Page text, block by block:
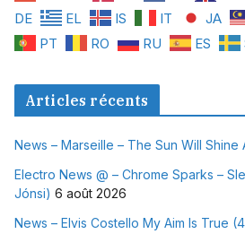
DE
EL IS IT JA
PT
RO RU ES
Articles récents
News – Marseille – The Sun Will Shine
Electro News @ – Chrome Sparks –
Jónsi) 6 août 2026
News – Elvis Costello My Aim Is True